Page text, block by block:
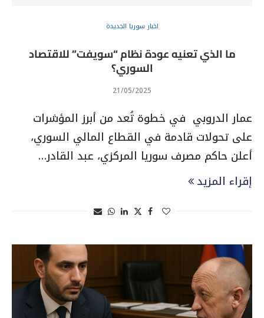
اخبار سوريا الجديدة
ما الذي تعنيه عودة نظام “سويفت” للاقتصاد
السوري؟
21/05/2025
عمار الدروبي في خطوة تُعد من أبرز المؤشرات
على تحولات قادمة في القطاع المالي السوري،
أعلن حاكم مصرف سوريا المركزي، عبد القادر…
إقراء المزيد